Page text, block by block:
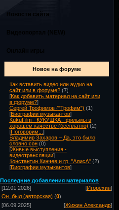
Новости сайта
Новое на форуме
Как вставить видео или аудио на
сайт или в форуме? (7)
[Как добавить материал на сайт или
в форуме?]
Сергей Трофимов ("Трофим") (1)
[Биографии музыкантов]
KukuFilm - КУКУШКА - фильмы в
хорошем качестве (бесплатно) (2)
[Поговорим... ]
Владимир Захаров – Да, это было
словно сон (0)
[Живые выступления -
видеотрансляции]
Константин Кинчев и гр. "АлисА" (2)
[Биографии музыкантов]
Последние добавления материалов
[12.01.2026]
[Игорёхин]
Он_был (авторская) (0)
[06.09.2025]
[Жижин Александр]